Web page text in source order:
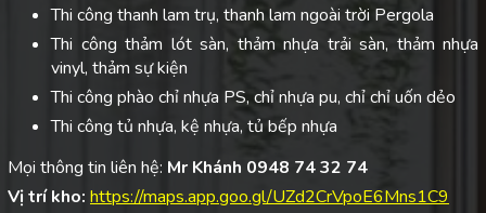
Thi công thanh lam trụ, thanh lam ngoài trời Pergola
Thi công thảm lót sàn, thảm nhựa trải sàn, thảm nhựa
vinyl, thảm sự kiện
Thi công phào chỉ nhựa PS, chỉ nhựa pu, chỉ chỉ uốn dẻo
Thi công tủ nhựa, kệ nhựa, tủ bếp nhựa
Mọi thông tin liên hệ: Mr Khánh 0948 74 32 74
Vị trí kho: https://maps.app.goo.gl/UZd2CrVpoE6Mns1C9